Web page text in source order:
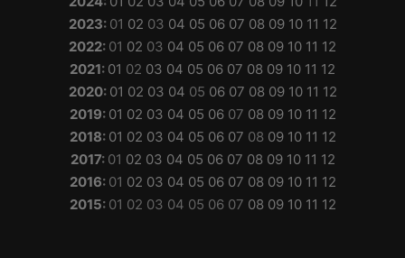
2023: 01 02 03 04 05 06 07 08 09 10 11 12
2022: 01 02 03 04 05 06 07 08 09 10 11 12
2021: 01 02 03 04 05 06 07 08 09 10 11 12
2020: 01 02 03 04 05 06 07 08 09 10 11 12
2019: 01 02 03 04 05 06 07 08 09 10 11 12
2018: 01 02 03 04 05 06 07 08 09 10 11 12
2017: 01 02 03 04 05 06 07 08 09 10 11 12
2016: 01 02 03 04 05 06 07 08 09 10 11 12
2015: 01 02 03 04 05 06 07 08 09 10 11 12